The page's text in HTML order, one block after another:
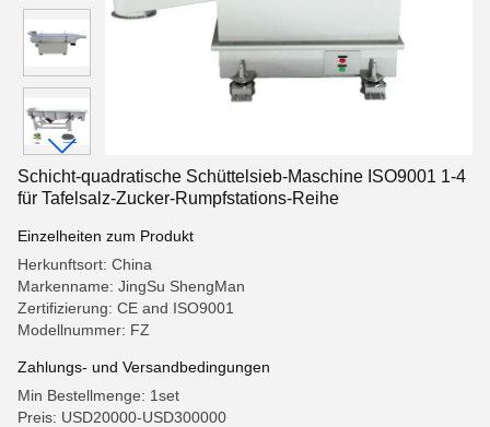
Schicht-quadratische Schüttelsieb-Maschine ISO9001 1-4
für Tafelsalz-Zucker-Rumpfstations-Reihe
Einzelheiten zum Produkt
Herkunftsort: China
Markenname: JingSu ShengMan
Zertifizierung: CE and ISO9001
Modellnummer: FZ
Zahlungs- und Versandbedingungen
Min Bestellmenge: 1set
Preis: USD20000-USD300000